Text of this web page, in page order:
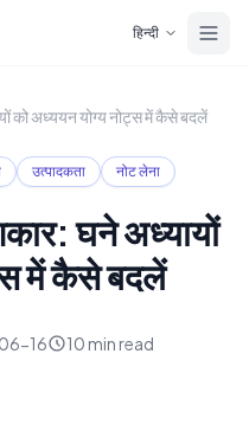
हिन्दी
को अध्ययन योग्य नोट्स में कैसे बदलें
उत्पादकता नोट लेना
घने अध्यायों
में कैसे बदलें
16 10 min read